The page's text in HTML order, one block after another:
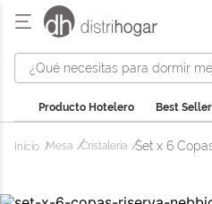
¿Qué necesitas para dormir
Producto Hotelero Best
Mesa Cristaleria Set x 6